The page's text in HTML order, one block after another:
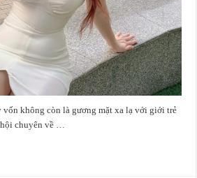
không còn là gương mặt xa lạ với giới trẻ
chuyên về …